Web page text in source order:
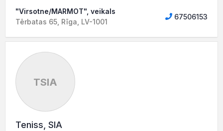
"Virsotne/MARMOT", veikals
Tērbatas 65, Rīga, LV-1001
67506153
TSIA
Teniss, SIA